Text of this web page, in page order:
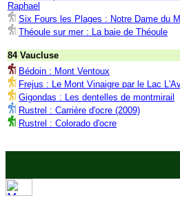
Raphael
Six Fours les Plages : Notre Dame du
Théoule sur mer : La baie de Théoule
84 Vaucluse
Bédoin : Mont Ventoux
Frejus : Le Mont Vinaigre par le Lac
Gigondas : Les dentelles de montmirail
Rustrel : Carrière d'ocre (2009)
Rustrel : Colorado d'ocre